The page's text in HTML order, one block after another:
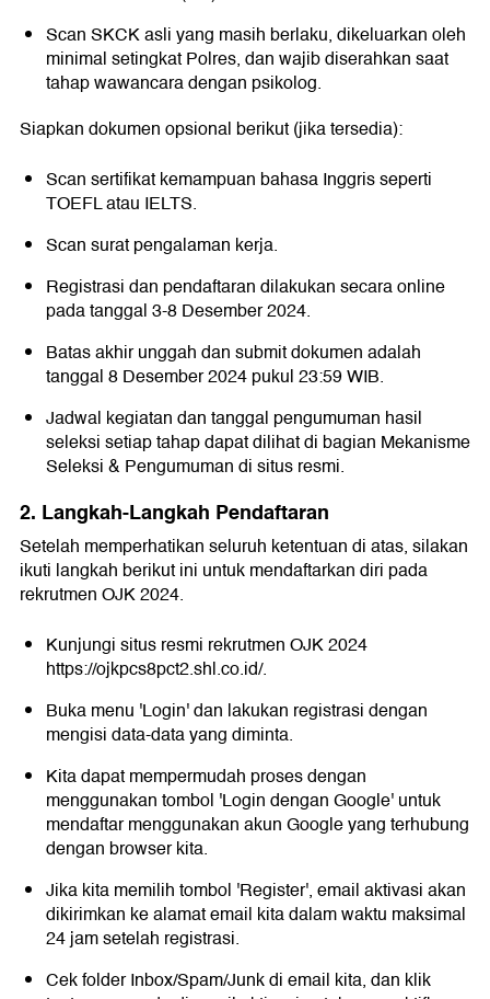
Scan SKCK asli yang masih berlaku, dikeluarkan oleh
minimal setingkat Polres, dan wajib diserahkan saat
tahap wawancara dengan psikolog.
Siapkan dokumen opsional berikut (jika tersedia):
Scan sertifikat kemampuan bahasa Inggris seperti
TOEFL atau IELTS.
Scan surat pengalaman kerja.
Registrasi dan pendaftaran dilakukan secara online
pada tanggal 3-8 Desember 2024.
Batas akhir unggah dan submit dokumen adalah
tanggal 8 Desember 2024 pukul 23:59 WIB.
Jadwal kegiatan dan tanggal pengumuman hasil
seleksi setiap tahap dapat dilihat di bagian Mekanisme
Seleksi & Pengumuman di situs resmi.
2. Langkah-Langkah Pendaftaran
Setelah memperhatikan seluruh ketentuan di atas, silakan
ikuti langkah berikut ini untuk mendaftarkan diri pada
rekrutmen OJK 2024.
Kunjungi situs resmi rekrutmen OJK 2024
https://ojkpcs8pct2.shl.co.id/.
Buka menu 'Login' dan lakukan registrasi dengan
mengisi data-data yang diminta.
Kita dapat mempermudah proses dengan
menggunakan tombol 'Login dengan Google' untuk
mendaftar menggunakan akun Google yang terhubung
dengan browser kita.
Jika kita memilih tombol 'Register', email aktivasi akan
dikirimkan ke alamat email kita dalam waktu maksimal
24 jam setelah registrasi.
Cek folder Inbox/Spam/Junk di email kita, dan klik